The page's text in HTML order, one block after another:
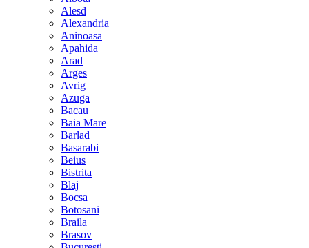
Alesd
Alexandria
Aninoasa
Apahida
Arad
Arges
Avrig
Azuga
Bacau
Baia Mare
Barlad
Basarabi
Beius
Bistrita
Blaj
Bocsa
Botosani
Braila
Brasov